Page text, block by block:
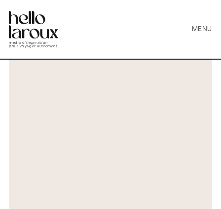
média d’inspiration
pour voyager autrement
MENU